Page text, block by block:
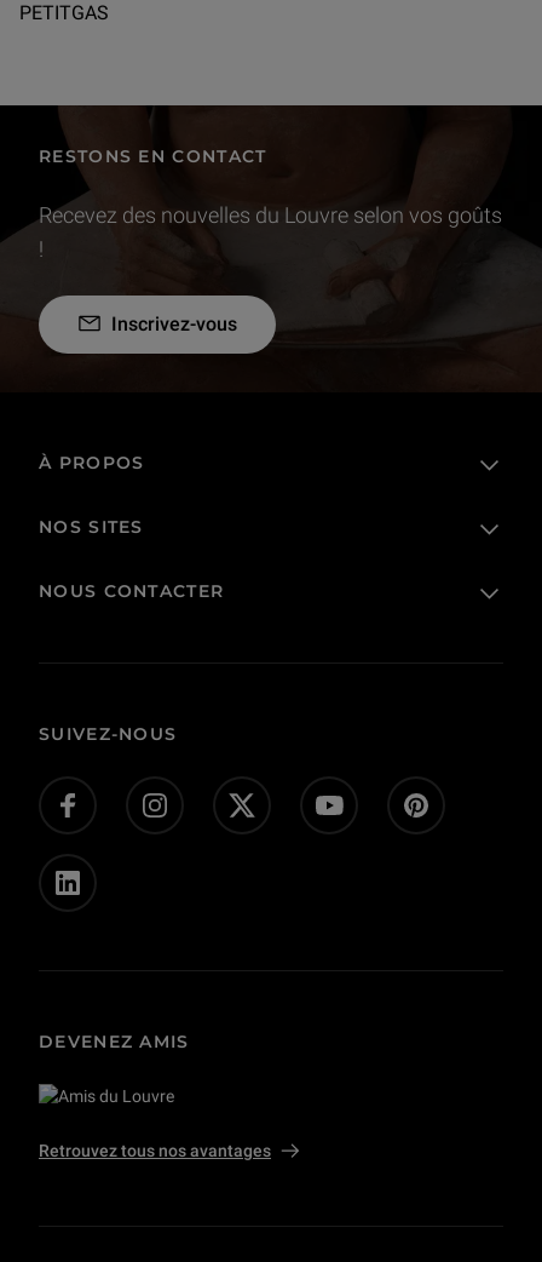
PETITGAS
RESTONS EN CONTACT
Recevez des nouvelles du Louvre selon vos goûts
!
Inscrivez-vous
À PROPOS
L'établissement public
Actes administratifs
NOS SITES
Billetterie
Presse
NOUS CONTACTER
Donnez-nous votre avis !
Offres d’emploi - concours
Privatisations et tournages
SUIVEZ-NOUS
DEVENEZ AMIS
Retrouvez tous nos avantages